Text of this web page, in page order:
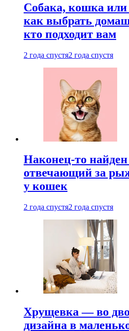
Собака, кошка
как выбрать
кто подходит вам
2 года спустя2 года спустя
Наконец-то найден
отвечающий за
у кошек
2 года спустя2 года спустя
Хрущевка — во
дизайна в